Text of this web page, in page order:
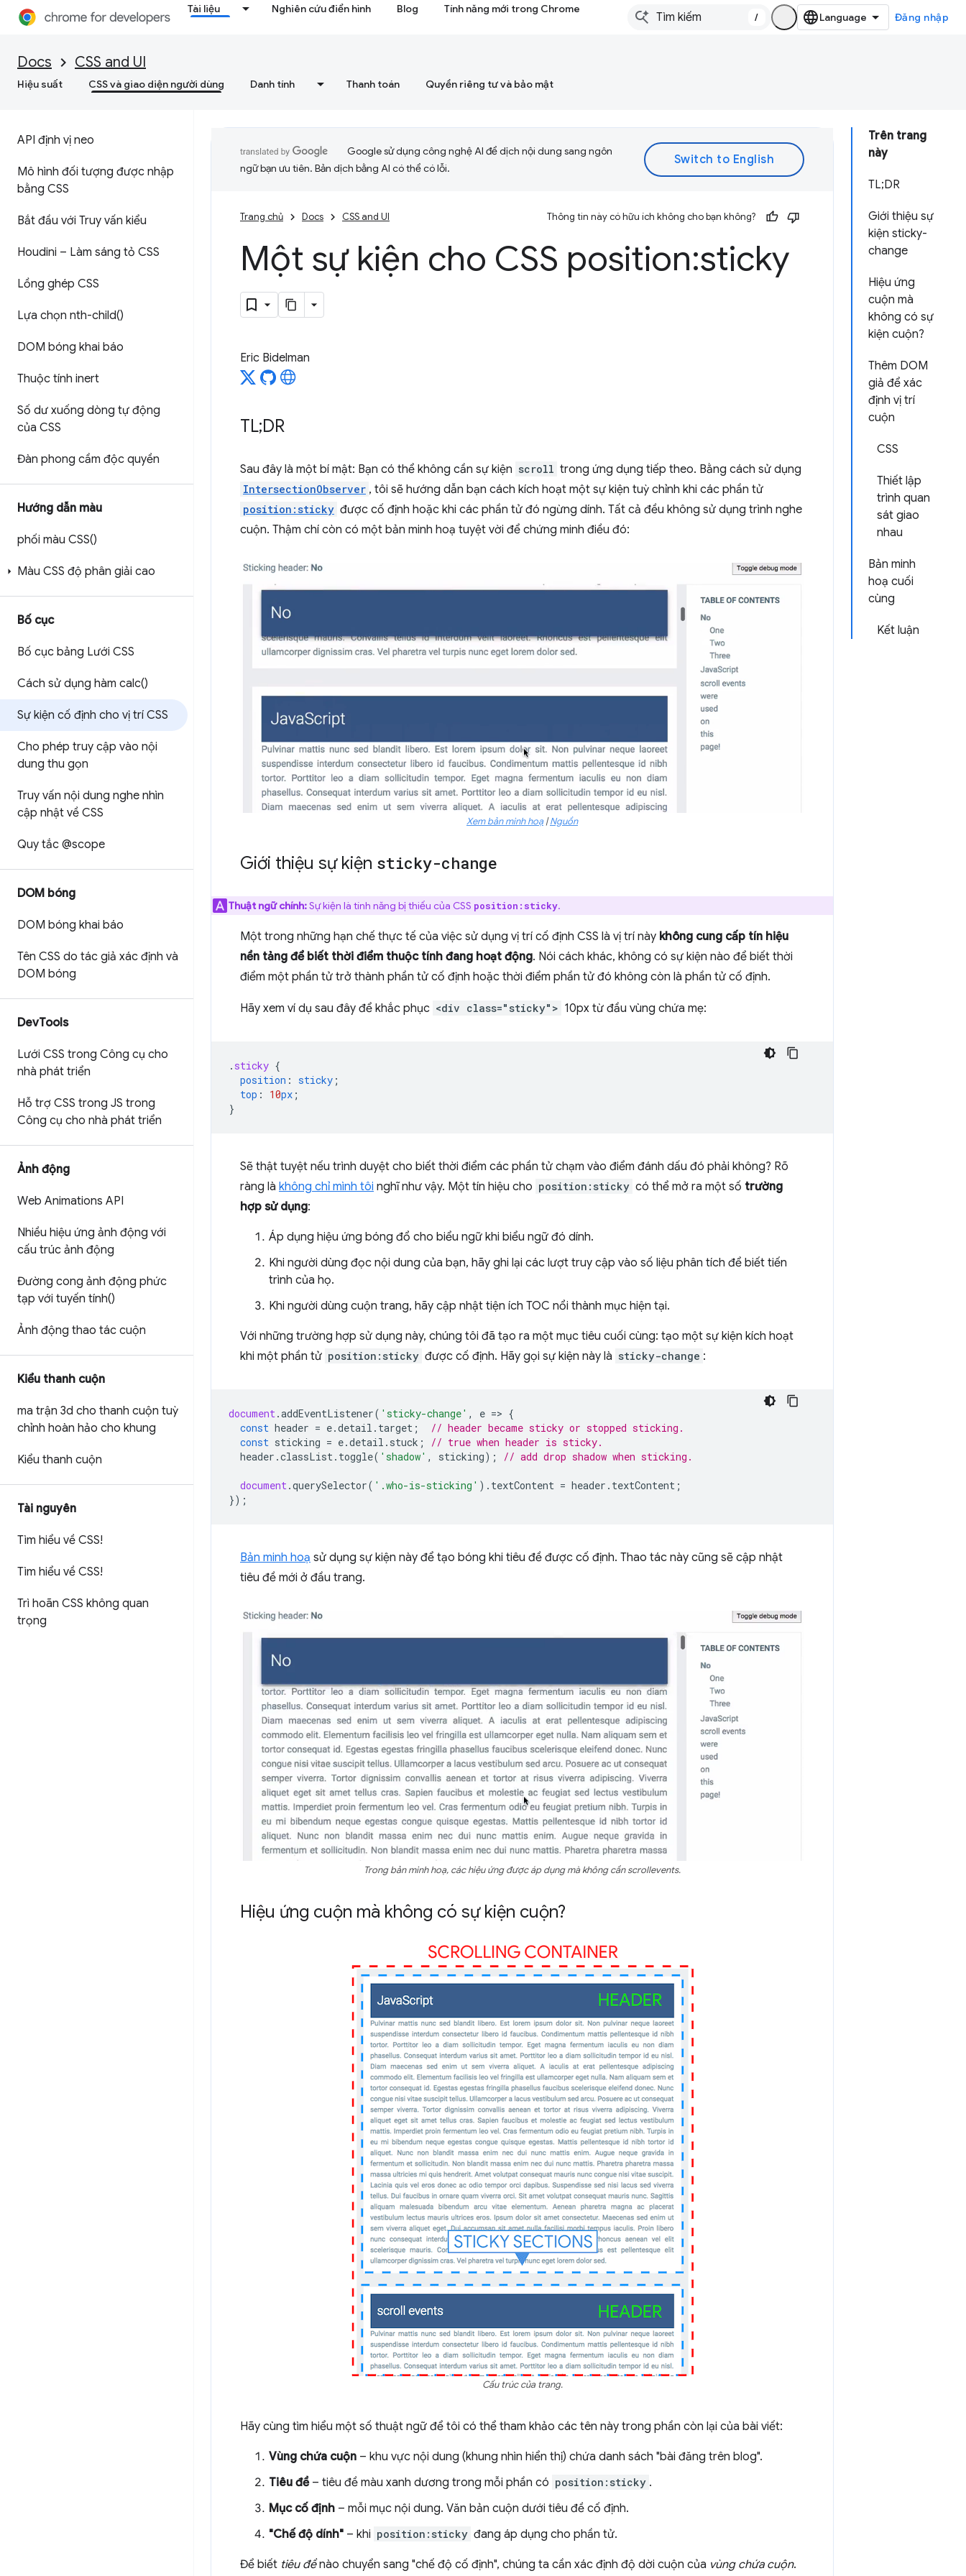
Tài liệu Nghiên cứu điển hình Blog Tính năng mới trong Chrome
/ Đăng nhập
Docs CSS and UI
Hiệu suất CSS và giao diện người dùng Danh tính Thanh toán Quyền riêng tư và bảo mật
API định vị neo
Mô hình đối tượng được nhập
bằng CSS
Bắt đầu với Truy vấn kiểu
Houdini – Làm sáng tỏ CSS
Lồng ghép CSS
Lựa chọn nth-child()
DOM bóng khai báo
Thuộc tính inert
Số dư xuống dòng tự động
của CSS
Đàn phong cầm độc quyền
Hướng dẫn màu
phối màu CSS()
Màu CSS độ phân giải cao
Bố cục
Bố cục bảng Lưới CSS
Cách sử dụng hàm calc()
Sự kiện cố định cho vị trí CSS
Cho phép truy cập vào nội
dung thu gọn
Truy vấn nội dung nghe nhìn
cập nhật về CSS
Quy tắc @scope
DOM bóng
DOM bóng khai báo
Tên CSS do tác giả xác định và
DOM bóng
DevTools
Lưới CSS trong Công cụ cho
nhà phát triển
Hỗ trợ CSS trong JS trong
Công cụ cho nhà phát triển
Ảnh động
Web Animations API
Nhiều hiệu ứng ảnh động với
cấu trúc ảnh động
Đường cong ảnh động phức
tạp với tuyến tính()
Ảnh động thao tác cuộn
Kiểu thanh cuộn
ma trận 3d cho thanh cuộn tuỳ
chỉnh hoàn hảo cho khung
Kiểu thanh cuộn
Tài nguyên
Tìm hiểu về CSS!
Tìm hiểu về CSS!
Trì hoãn CSS không quan
trọng
Trên trang
này
TL;DR
Giới thiệu sự
kiện sticky-
change
Hiệu ứng
cuộn mà
không có sự
kiện cuộn?
Thêm DOM
giả để xác
định vị trí
cuộn
CSS
Thiết lập
trình quan
sát giao
nhau
Bản minh
hoạ cuối
cùng
Kết luận
Google sử dụng công nghệ AI để dịch nội dung sang ngôn
ngữ bạn ưu tiên. Bản dịch bằng AI có thể có lỗi.
Trang chủ Docs CSS and UI Thông tin này có hữu ích không cho bạn không?
Một sự kiện cho CSS position:sticky
Eric Bidelman
TL;DR
Sau đây là một bí mật: Bạn có thể không cần sự kiện scroll trong ứng dụng tiếp theo. Bằng cách sử dụng
IntersectionObserver , tôi sẽ hướng dẫn bạn cách kích hoạt một sự kiện tuỳ chỉnh khi các phần tử
position:sticky được cố định hoặc khi các phần tử đó ngừng dính. Tất cả đều không sử dụng trình nghe
cuộn. Thậm chí còn có một bản minh hoạ tuyệt vời để chứng minh điều đó:
Xem bản minh hoạ|Nguồn
Giới thiệu sự kiện sticky-change
Thuật ngữ chính:Sự kiện là tính năng bị thiếu của CSS position:sticky.
Một trong những hạn chế thực tế của việc sử dụng vị trí cố định CSS là vị trí này không cung cấp tín hiệu
nền tảng để biết thời điểm thuộc tính đang hoạt động. Nói cách khác, không có sự kiện nào để biết thời
điểm một phần tử trở thành phần tử cố định hoặc thời điểm phần tử đó không còn là phần tử cố định.
Hãy xem ví dụ sau đây để khắc phục <div class="sticky"> 10px từ đầu vùng chứa mẹ:
. sticky {
position : sticky ;
top : 10px ;
}
Sẽ thật tuyệt nếu trình duyệt cho biết thời điểm các phần tử chạm vào điểm đánh dấu đó phải không? Rõ
ràng là không chỉ mình tôi nghĩ như vậy. Một tín hiệu cho position:sticky có thể mở ra một số trường
hợp sử dụng:
Áp dụng hiệu ứng bóng đổ cho biểu ngữ khi biểu ngữ đó dính.
Khi người dùng đọc nội dung của bạn, hãy ghi lại các lượt truy cập vào số liệu phân tích để biết tiến
trình của họ.
Khi người dùng cuộn trang, hãy cập nhật tiện ích TOC nổi thành mục hiện tại.
Với những trường hợp sử dụng này, chúng tôi đã tạo ra một mục tiêu cuối cùng: tạo một sự kiện kích hoạt
khi một phần tử position:sticky được cố định. Hãy gọi sự kiện này là sticky-change :
document.addEventListener( 'sticky-change' , e => {
const header = e.detail . target ;
// header became sticky or stopped sticking.
const sticking = e.detail . stuck ;
// true when header is sticky.
header .classList. toggle( 'shadow' , sticking); // add drop shadow when sticking.
document.querySelector( '.who-is-sticking' ). textContent = header . textContent ;
});
Bản minh hoạ sử dụng sự kiện này để tạo bóng khi tiêu đề được cố định. Thao tác này cũng sẽ cập nhật
tiêu đề mới ở đầu trang.
Trong bản minh hoạ, các hiệu ứng được áp dụng mà không cần scrollevents.
Hiệu ứng cuộn mà không có sự kiện cuộn?
Cấu trúc của trang.
Hãy cùng tìm hiểu một số thuật ngữ để tôi có thể tham khảo các tên này trong phần còn lại của bài viết:
Vùng chứa cuộn – khu vực nội dung (khung nhìn hiển thị) chứa danh sách "bài đăng trên blog".
Tiêu đề– tiêu đề màu xanh dương trong mỗi phần có position:sticky .
Mục cố định – mỗi mục nội dung. Văn bản cuộn dưới tiêu đề cố định.
"Chế độ dính" – khi position:sticky đang áp dụng cho phần tử.
Để biết tiêu đềnào chuyển sang "chế độ cố định", chúng ta cần xác định độ dời cuộn của vùng chứa cuộn.